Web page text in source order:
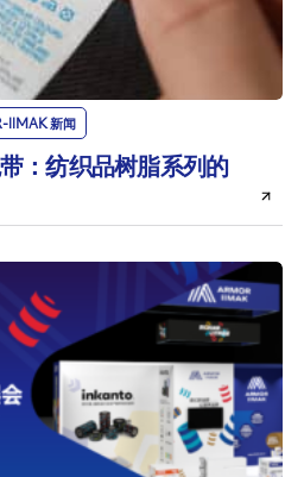
IIMAK 新闻
：纺织品树脂系列的